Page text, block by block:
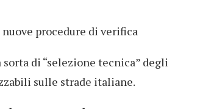
procedure di verifica
di “selezione tecnica” degli
sulle strade italiane.